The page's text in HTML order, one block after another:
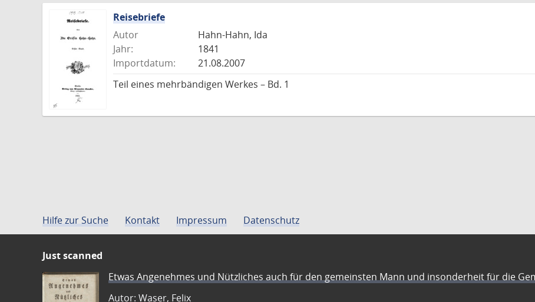
Reisebriefe
Autor
Hahn-Hahn, Ida
Jahr:
1841
Importdatum:
21.08.2007
Teil eines mehrbändigen Werkes – Bd. 1
Hilfe zur Suche Kontakt Impressum Datenschutz
Just scanned
Etwas Angenehmes und Nützliches auch für den gemeinsten Mann und insonderheit für die
Autor: Waser, Felix